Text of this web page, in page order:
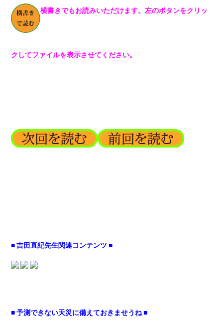
横書きでもお読みいただけます。左のボタンをクリッ
クしてファイルを表示させてください。
■ 吉田直紀先生関連コンテンツ ■
■ 予測できない天災に備えておきませうね ■